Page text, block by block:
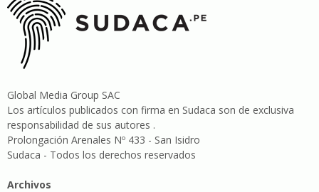
Global Media Group SAC
Los artículos publicados con firma en Sudaca son de exclusiva
responsabilidad de sus autores .
Prolongación Arenales Nº 433 - San Isidro
Sudaca - Todos los derechos reservados
Archivos